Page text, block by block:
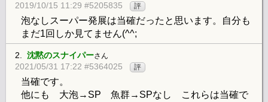
2019/10/15 11:29 #5205835 評
泡なしスーパー発展は当確だったと思います。自分も
まだ1回しか見てません(^^;
2. 沈黙のスナイパーさん
2021/05/31 17:22 #5364025 評
当確です。
他にも 大泡→SP 魚群→SPなし これらは当確で